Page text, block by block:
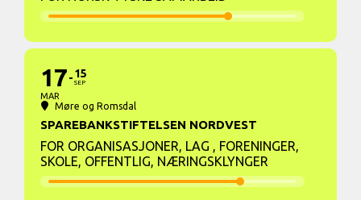
17
MAR
15
SEP
Møre og Romsdal
SPAREBANKSTIFTELSEN NORDVEST
FOR ORGANISASJONER, LAG , FORENINGER,
SKOLE, OFFENTLIG, NÆRINGSKLYNGER